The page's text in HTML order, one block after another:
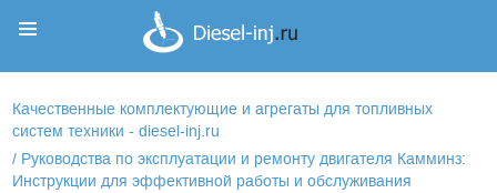
Качественные комплектующие и агрегаты для топливных
систем техники - diesel-inj.ru
/ Руководства по эксплуатации и ремонту двигателя Камминз:
Инструкции для эффективной работы и обслуживания